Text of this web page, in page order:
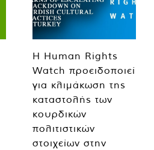
Η Human Rights
Watch προειδοποιεί
για κλιμάκωση της
καταστολής των
κουρδικών
πολιτιστικών
στοιχείων στην